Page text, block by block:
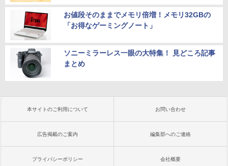
お値段そのままでメモリ倍増！メモリ32GBの
「お得なゲーミングノート」
ソニーミラーレス一眼の大特集！ 見どころ記事
まとめ
本サイトのご利用について お問い合わせ
広告掲載のご案内 編集部へのご連絡
プライバシーポリシー 会社概要